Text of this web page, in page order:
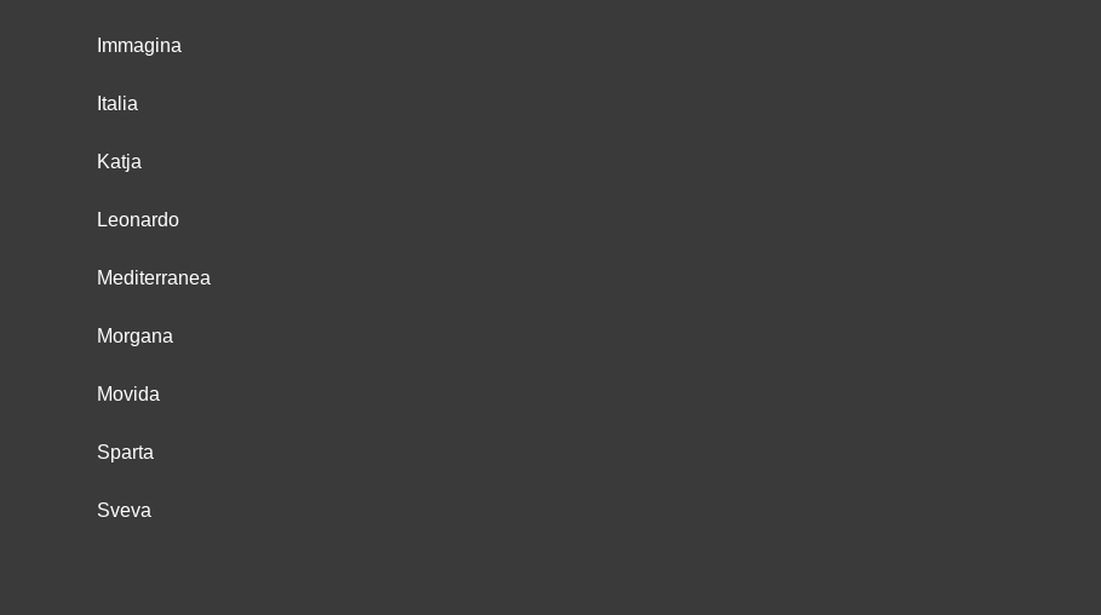
Immagina
Italia
Katja
Leonardo
Mediterranea
Morgana
Movida
Sparta
Sveva